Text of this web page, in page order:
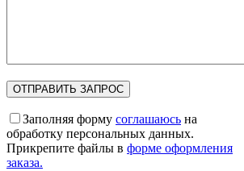
Заполняя форму соглашаюсь на
обработку персональных данных.
Прикрепите файлы в форме оформления
заказа.